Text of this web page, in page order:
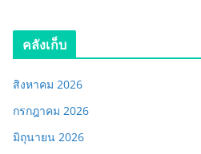
คลังเก็บ
สิงหาคม 2026
กรกฎาคม 2026
มิถุนายน 2026